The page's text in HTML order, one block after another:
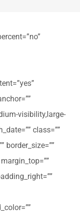
visibility,large-
class=””
border_size=””